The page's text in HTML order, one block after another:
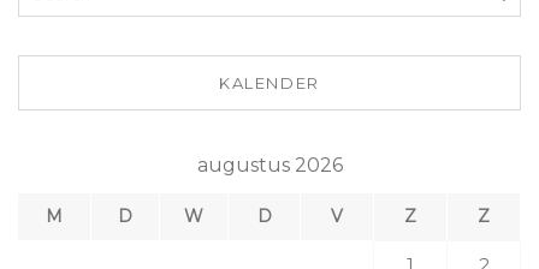
KALENDER
augustus 2026
M D W D V Z Z